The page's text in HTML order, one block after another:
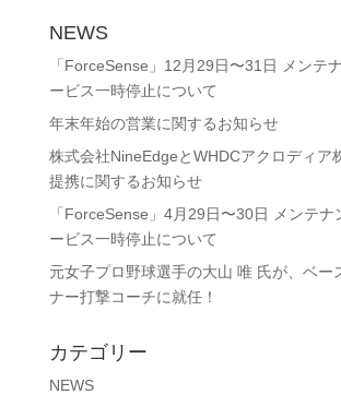
NEWS
「ForceSense」12月29日〜31日 メンテ
ービス一時停止について
年末年始の営業に関するお知らせ
株式会社NineEdgeとWHDCアクロディア
提携に関するお知らせ
「ForceSense」4月29日〜30日 メンテナ
ービス一時停止について
元女子プロ野球選手の大山 唯 氏が、ベー
ナー打撃コーチに就任！
カテゴリー
NEWS